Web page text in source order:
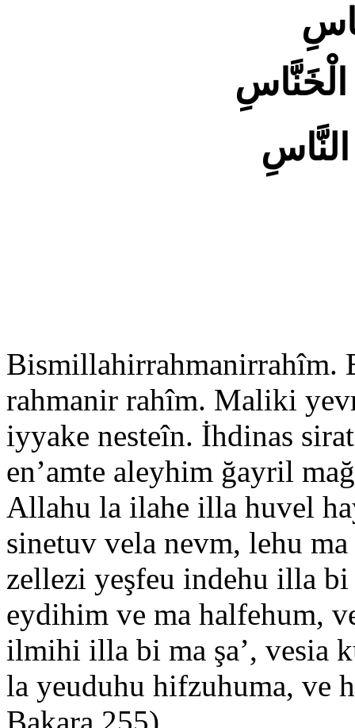
Bismillahirrahmanirrahîm.
rahmanir rahîm. Maliki
iyyake nesteîn. İhdinas
en’amte aleyhim ğayril
Allahu la ilahe illa huvel
sinetuv vela nevm, lehu
zellezi yeşfeu indehu illa
eydihim ve ma halfehum,
ilmihi illa bi ma şa’, vesia
la yeuduhu hifzuhuma, ve